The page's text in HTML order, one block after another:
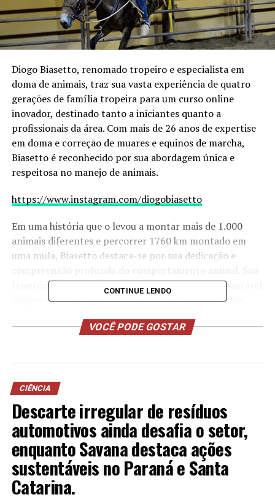
Diogo Biasetto, renomado tropeiro e especialista em
doma de animais, traz sua vasta experiência de quatro
gerações de família tropeira para um curso online
inovador, destinado tanto a iniciantes quanto a
profissionais da área. Com mais de 26 anos de expertise
em doma e correção de muares e equinos de marcha,
Biasetto é reconhecido por sua abordagem única e
respeitosa no manejo de animais.
https://www.instagram.com/diogobiasetto
Em uma história que o levou a montar mais de 1.000
animais diferentes e percorrer 1760 km montado em
uma mula, Biasetto destaca-se por sua dedicação e
trajetória foi inclusive documentada em uma memorável
viagem exibida no programa “Globo Rural”, onde ele
CONTINUE LENDO
VOCÊ PODE GOSTAR
CIÊNCIA
Descarte irregular de resíduos
automotivos ainda desafia o setor,
enquanto Savana destaca ações
sustentáveis no Paraná e Santa
Catarina.